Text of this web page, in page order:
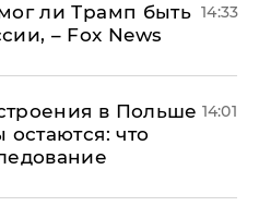
ли Трамп быть
– Fox News
14:33
в Польше
что
14:01